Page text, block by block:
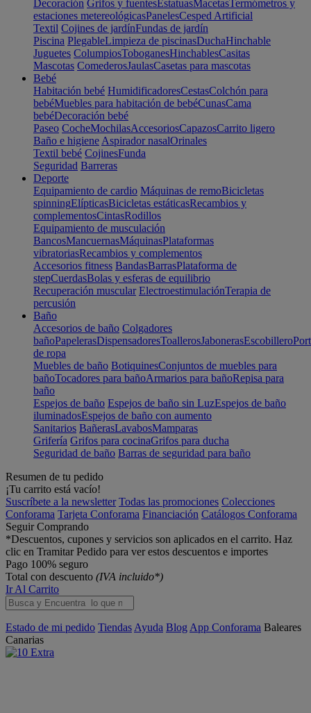
Decoración Grifos y fuentesEstatuasMacetasTermómetros y
estaciones metereológicasPanelesCesped Artificial
Textil Cojines de jardínFundas de jardín
Piscina PlegableLimpieza de piscinasDuchaHinchable
Juguetes ColumpiosToboganesHinchablesCasitas
Mascotas ComederosJaulasCasetas para mascotas
Bebé
Habitación bebé HumidificadoresCestasColchón para
bebéMuebles para habitación de bebéCunasCama
bebéDecoración bebé
Paseo CocheMochilasAccesoriosCapazosCarrito ligero
Baño e higiene Aspirador nasalOrinales
Textil bebé CojinesFunda
Seguridad Barreras
Deporte
Equipamiento de cardio Máquinas de remoBicicletas
spinningElípticasBicicletas estáticasRecambios y
complementosCintasRodillos
Equipamiento de musculación
BancosMancuernasMáquinasPlataformas
vibratoriasRecambios y complementos
Accesorios fitness BandasBarrasPlataforma de
stepCuerdasBolas y esferas de equilibrio
Recuperación muscular ElectroestimulaciónTerapia de
percusión
Baño
Accesorios de baño Colgadores
bañoPapelerasDispensadoresToallerosJabonerasEscobillero
de ropa
Muebles de baño BotiquinesConjuntos de muebles para
bañoTocadores para bañoArmarios para bañoRepisa para
baño
Espejos de baño Espejos de baño sin LuzEspejos de baño
iluminadosEspejos de baño con aumento
Sanitarios BañerasLavabosMamparas
Grifería Grifos para cocinaGrifos para ducha
Seguridad de baño Barras de seguridad para baño
Resumen de tu pedido
¡Tu carrito está vacío!
Suscríbete a la newsletter Todas las promociones Colecciones
Conforama Tarjeta Conforama Financiación Catálogos Conforama
Seguir Comprando
*Descuentos, cupones y servicios son aplicados en el carrito. Haz
clic en Tramitar Pedido para ver estos descuentos e importes
Pago 100% seguro
Total con descuento (IVA incluido*)
Ir Al Carrito
Estado de mi pedido Tiendas Ayuda Blog App Conforama Baleares
Canarias